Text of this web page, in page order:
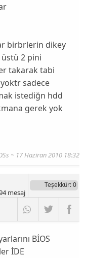
birbrlerin dikey
2 pini
takarak tabi
sadece
istediğn hdd
gerek yok
~ 17 Haziran 2010 18:32
Teşekkür: 0
mesaj
BİOS
İDE